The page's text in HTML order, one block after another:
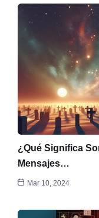
¿Qué Significa
Mensajes…
Mar 10, 2024